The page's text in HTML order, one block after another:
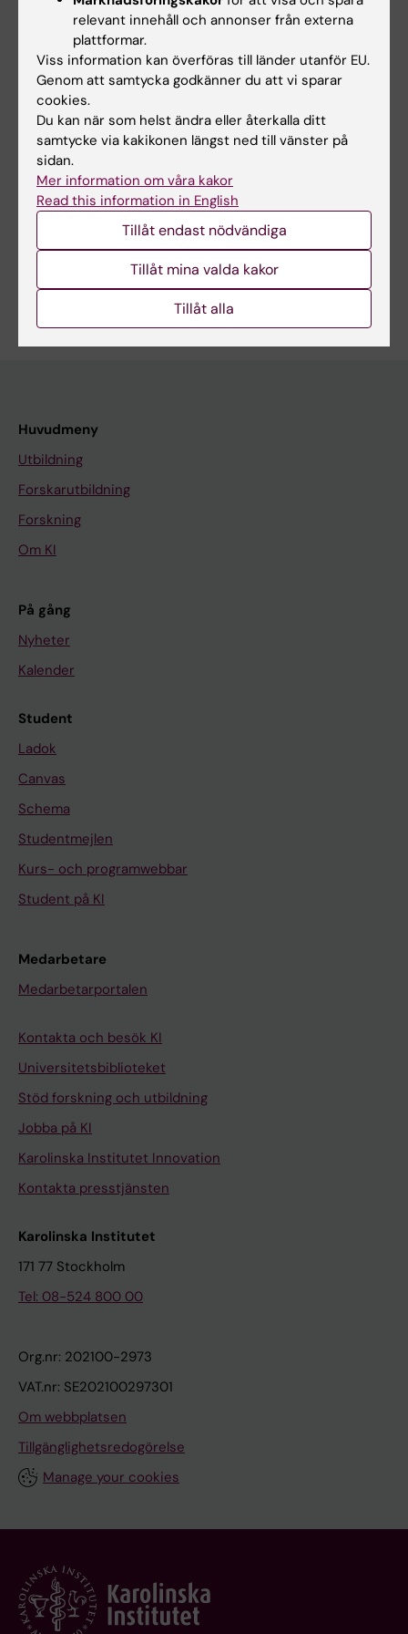
OTHER:EUROPEAN HEART JOURNAL: CASE
REPORTS.2024;8(4):ytae133
Pulmonary embolism with paradoxical
embolization to right coronary artery in the
presence of a large patent foramen ovale: a
case report.
Boberg E; Hedman A; Hollenberg J
Forskningsområden:
Kardiologi och kardiovaskulära sjukdomar
Är du Erik Boberg?
Huvudmeny
Utbildning
Forskarutbildning
Forskning
Om KI
På gång
Nyheter
Kalender
Student
Ladok
Canvas
Schema
Studentmejlen
Kurs- och programwebbar
Student på KI
Medarbetare
Medarbetarportalen
Kontakta och besök KI
Universitetsbiblioteket
Stöd forskning och utbildning
Jobba på KI
Karolinska Institutet Innovation
Kontakta presstjänsten
Karolinska Institutet
171 77 Stockholm
Tel: 08-524 800 00
Org.nr: 202100-2973
VAT.nr: SE202100297301
Om webbplatsen
Tillgänglighetsredogörelse
Manage your cookies
relevant innehåll och annonser från externa
plattformar.
Viss information kan överföras till länder utanför EU.
Genom att samtycka godkänner du att vi sparar
cookies.
Du kan när som helst ändra eller återkalla ditt
samtycke via kakikonen längst ned till vänster på
sidan.
Mer information om våra kakor
Read this information in English
Tillåt endast nödvändiga
Tillåt mina valda kakor
Tillåt alla